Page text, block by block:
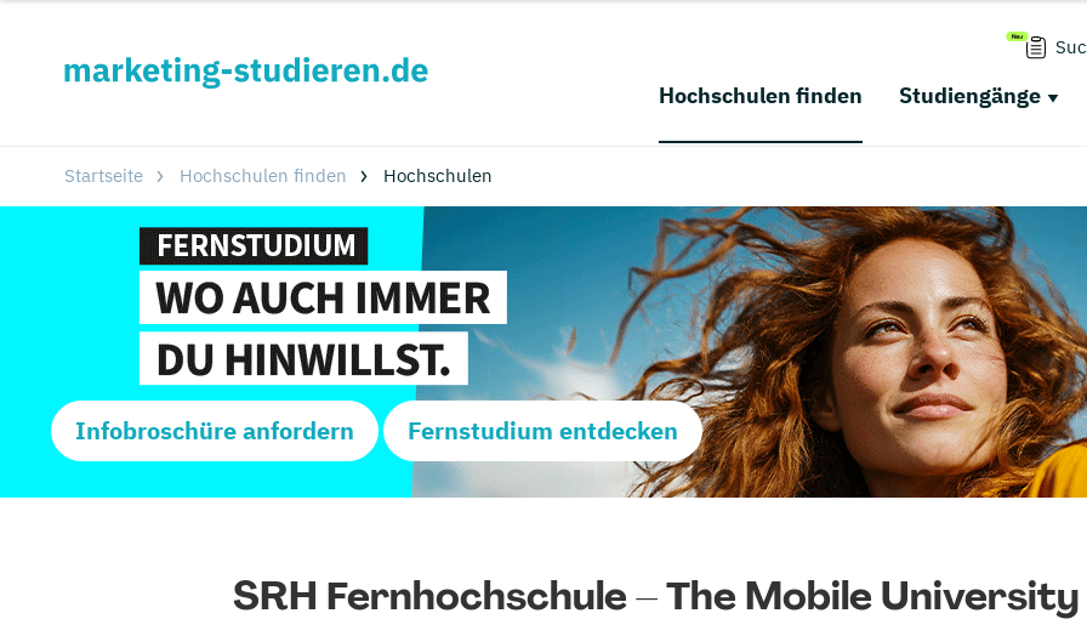
Hochschulen finden Studiengänge
Startseite Hochschulen finden Hochschulen
Infobroschüre anfordern Fernstudium entdecken
SRH Fernhochschule – The Mobile University